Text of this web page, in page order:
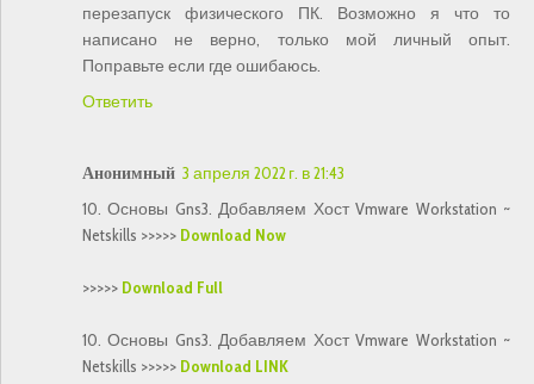
перезапуск физического ПК. Возможно я что то
написано не верно, только мой личный опыт.
Поправьте если где ошибаюсь.
Ответить
Анонимный 3 апреля 2022 г. в 21:43
10. Основы Gns3. Добавляем Хост Vmware Workstation ~
Netskills >>>>> Download Now
>>>>> Download Full
10. Основы Gns3. Добавляем Хост Vmware Workstation ~
Netskills >>>>> Download LINK